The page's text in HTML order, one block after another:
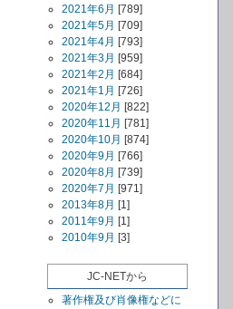
2021年6月 [789]
2021年5月 [709]
2021年4月 [793]
2021年3月 [959]
2021年2月 [684]
2021年1月 [726]
2020年12月 [822]
2020年11月 [781]
2020年10月 [874]
2020年9月 [766]
2020年8月 [739]
2020年7月 [971]
2013年8月 [1]
2011年9月 [1]
2010年9月 [3]
JC-NETから
著作権及び肖像権などに